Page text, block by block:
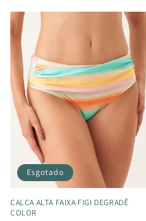
normal
promocional
Esgotado
CALÇA ALTA FAIXA FIGI DEGRADÊ
COLOR